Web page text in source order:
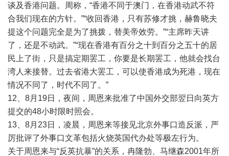
谈及香港问题。周称，“香港不同于澳门，在香港动武不符
合我们现在的方针。”“收回香港，只有苏修才挑，赫鲁晓夫
提这个问题完全是为了挑拨，替美帝效劳。”“主席昨天讲
了，还是不动武。”“现在香港有百分之十到百分之五十的居
民上了街，只是搞定期罢工，你要是长期罢工，他就会找台
湾人来接替。过去省港大罢工，可以使香港成为死港，现在
情况不同了，时代不同了。”
12、8月19日，夜间，周恩来批准了中国外交部翌日向英方
提交的48小时限时照会。
13、8月23日，凌晨，周恩来等接见北京外事口造反派，严
厉批评了外事口文革包括火烧英国代办处等极左行为。
关于周恩来与“反英抗暴”的关系，冉隆勃、马继森2001年所